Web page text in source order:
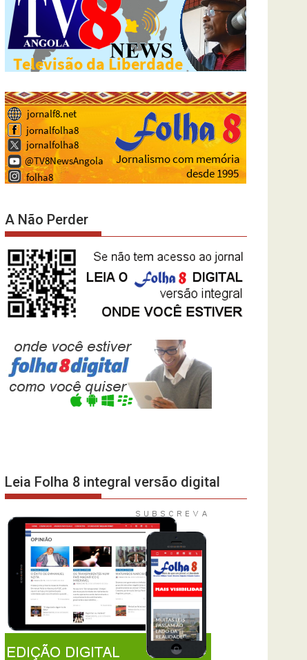
A Não Perder
Leia Folha 8 integral versão digital